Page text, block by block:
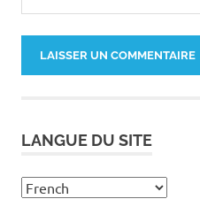
LANGUE DU SITE